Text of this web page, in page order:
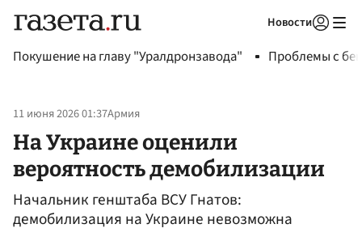
Новости
Покушение на главу "Уралдронзавода" Проблемы с
11 июня 2026 01:37Армия
На Украине оценили
вероятность демобилизации
Начальник генштаба ВСУ Гнатов:
демобилизация на Украине невозможна